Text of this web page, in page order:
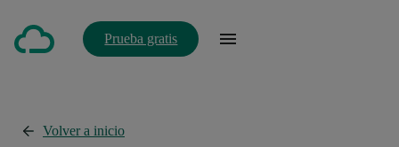
Prueba gratis
Volver a inicio